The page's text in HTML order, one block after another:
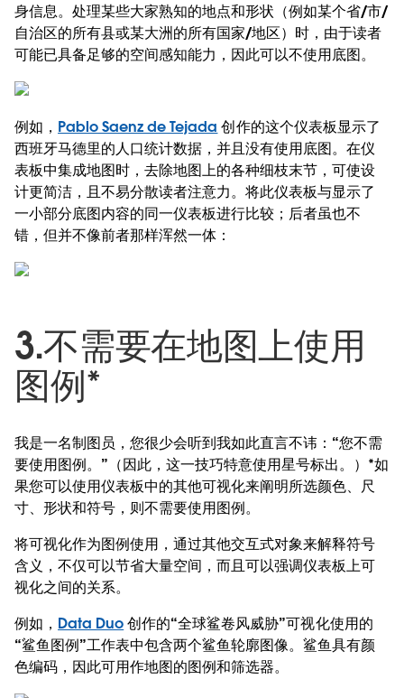
身信息。处理某些大家熟知的地点和形状（例如某个省/市/
自治区的所有县或某大洲的所有国家/地区）时，由于读者
可能已具备足够的空间感知能力，因此可以不使用底图。
例如， Pablo Saenz de Tejada 创作的这个仪表板显示了
西班牙马德里的人口统计数据，并且没有使用底图。在仪
表板中集成地图时，去除地图上的各种细枝末节，可使设
计更简洁，且不易分散读者注意力。将此仪表板与显示了
一小部分底图内容的同一仪表板进行比较；后者虽也不
错，但并不像前者那样浑然一体：
3.不需要在地图上使用
图例*
我是一名制图员，您很少会听到我如此直言不讳：“您不需
要使用图例。”（因此，这一技巧特意使用星号标出。）*如
果您可以使用仪表板中的其他可视化来阐明所选颜色、尺
寸、形状和符号，则不需要使用图例。
将可视化作为图例使用，通过其他交互式对象来解释符号
含义，不仅可以节省大量空间，而且可以强调仪表板上可
视化之间的关系。
例如， Data Duo创作的“全球鲨卷风威胁”可视化使用的
“鲨鱼图例”工作表中包含两个鲨鱼轮廓图像。鲨鱼具有颜
色编码，因此可用作地图的图例和筛选器。